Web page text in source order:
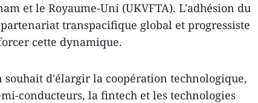
et le Royaume-Uni (UKVFTA). L'adhésion du
transpacifique global et progressiste
cette dynamique.
d'élargir la coopération technologique,
conducteurs, la fintech et les technologies